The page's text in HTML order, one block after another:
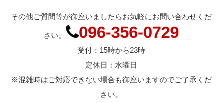
その他ご質問等が御座いましたらお気軽にお問い合わせくだ
さい。 096-356-0729
受付：15時から23時
定休日：水曜日
※混雑時はご対応できない場合も御座いますのでご了承くだ
さい。